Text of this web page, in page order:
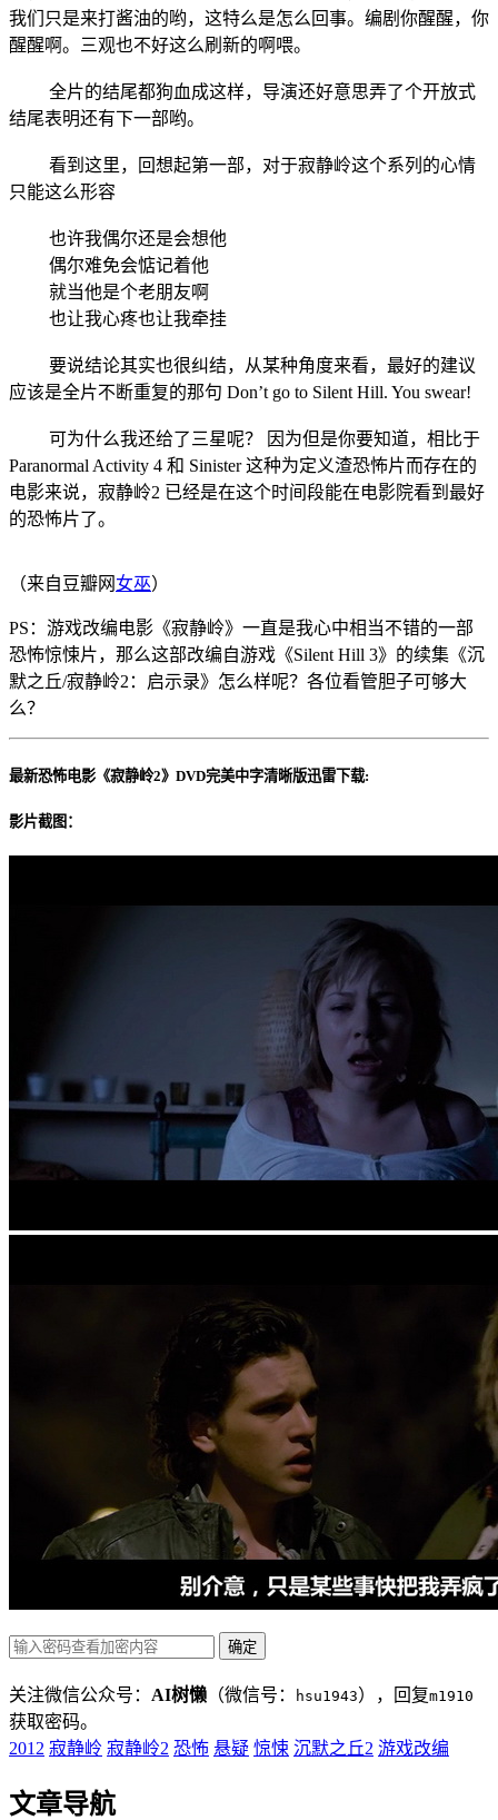
我们只是来打酱油的哟，这特么是怎么回事。编剧你醒醒，你
醒醒啊。三观也不好这么刷新的啊喂。
全片的结尾都狗血成这样，导演还好意思弄了个开放式
结尾表明还有下一部哟。
看到这里，回想起第一部，对于寂静岭这个系列的心情
只能这么形容
也许我偶尔还是会想他
偶尔难免会惦记着他
就当他是个老朋友啊
也让我心疼也让我牵挂
要说结论其实也很纠结，从某种角度来看，最好的建议
应该是全片不断重复的那句 Don’t go to Silent Hill. You swear!
可为什么我还给了三星呢？ 因为但是你要知道，相比于
Paranormal Activity 4 和 Sinister 这种为定义渣恐怖片而存在的
电影来说，寂静岭2 已经是在这个时间段能在电影院看到最好
的恐怖片了。
（来自豆瓣网 女巫）
PS：游戏改编电影《寂静岭》一直是我心中相当不错的一部
恐怖惊悚片，那么这部改编自游戏《Silent Hill 3》的续集《沉
默之丘/寂静岭2：启示录》怎么样呢？各位看管胆子可够大
么？
最新恐怖电影《寂静岭2》DVD完美中字清晰版迅雷下载:
影片截图：
关注微信公众号： AI树懒 （微信号： hsu1943），回复m1910
获取密码。
2012 寂静岭 寂静岭2 恐怖 悬疑 惊悚 沉默之丘2 游戏改编
文章导航